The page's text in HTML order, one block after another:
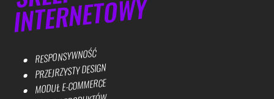
INTERNETOWY
RESPONSYWNOŚĆ
PRZEJRZYSTY DESIGN
MODUŁ E-COMMERCE